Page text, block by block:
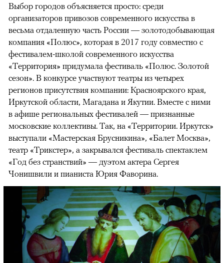
Выбор городов объясняется просто: среди
организаторов привозов современного искусства в
весьма отдаленную часть России — золотодобывающая
компания «Полюс», которая в 2017 году совместно с
фестивалем-школой современного искусства
«Территория» придумала фестиваль «Полюс. Золотой
сезон». В конкурсе участвуют театры из четырех
регионов присутствия компании: Красноярского края,
Иркутской области, Магадана и Якутии. Вместе с ними
в афише региональных фестивалей — признанные
московские коллективы. Так, на «Территории. Иркутск»
выступали «Мастерская Брусникина», «Балет Москва»,
театр «Трикстер», а закрывался фестиваль спектаклем
«Год без странствий» — дуэтом актера Сергея
Чонишвили и пианиста Юрия Фаворина.